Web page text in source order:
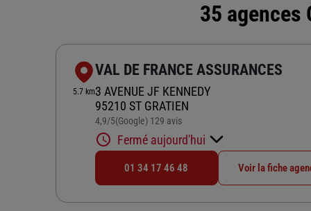
35
5.7 km
VAL DE FRANCE ASSURANCES
3 AVENUE JF KENNEDY
95210 ST GRATIEN
4,9/5Note de 4.9 sur 5
(Google) 129 avis
Fermé aujourd'hui
01 34 17 46 48 Voir la fiche